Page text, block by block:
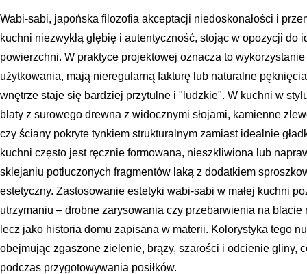
Wabi-sabi, japońska filozofia akceptacji niedoskonałości i
kuchni niezwykłą głębię i autentyczność, stojąc w opozycji do
powierzchni. W praktyce projektowej oznacza to
użytkowania, mają nieregularną fakturę lub naturalne
wnętrze staje się bardziej przytulne i "ludzkie". W kuchni w
blaty z surowego drewna z widocznymi słojami, kamienne
czy ściany pokryte tynkiem strukturalnym zamiast idealnie
kuchni często jest ręcznie formowana, nieszkliwiona lub
sklejaniu potłuczonych fragmentów laką z dodatkiem
estetyczny. Zastosowanie estetyki wabi-sabi w małej kuchni
utrzymaniu – drobne zarysowania czy przebarwienia na
lecz jako historia domu zapisana w materii. Kolorystyka tego
obejmując zgaszone zielenie, brązy, szarości i odcienie gliny,
podczas przygotowywania posiłków.